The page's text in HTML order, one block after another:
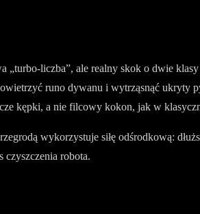
„turbo-liczba”, ale realny skok o dwie
runo dywanu i wytrząsnąć ukryty
kępki, a nie filcowy kokon, jak w
wykorzystuje siłę odśrodkową:
czyszczenia robota.